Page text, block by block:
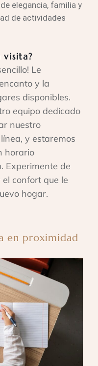
elegancia, familia y
de actividades
visita?
Le
y la
disponibles.
equipo dedicado
nuestro
y estaremos
horario
Experimente de
confort que le
hogar.
en proximidad